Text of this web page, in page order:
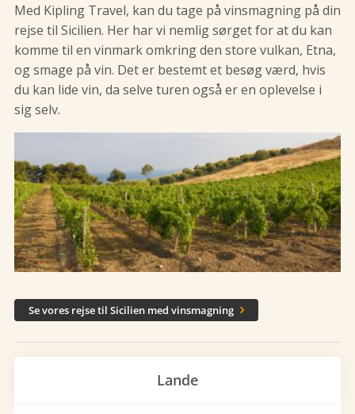
Med Kipling Travel, kan du tage på vinsmagning på din
rejse til Sicilien. Her har vi nemlig sørget for at du kan
komme til en vinmark omkring den store vulkan, Etna,
og smage på vin. Det er bestemt et besøg værd, hvis
du kan lide vin, da selve turen også er en oplevelse i
sig selv.
Se vores rejse til Sicilien med vinsmagning 
Lande